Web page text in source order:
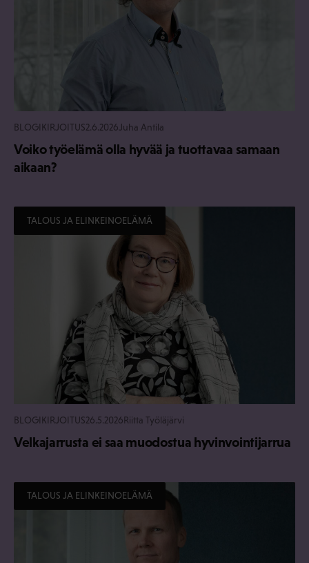
BLOGIKIRJOITUS2.6.2026 Juha Antila
Voiko työelämä olla hyvää ja tuottavaa samaan
aikaan?
TALOUS JA ELINKEINOELÄMÄ
BLOGIKIRJOITUS26.5.2026Riitta Työläjärvi
Velkajarrusta ei saa muodostua hyvinvointijarrua
TALOUS JA ELINKEINOELÄMÄ